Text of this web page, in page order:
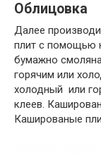
Облицовка
Далее
плит с помощью
бумажно
горячим или
холодный или
клеев.
Кашированые